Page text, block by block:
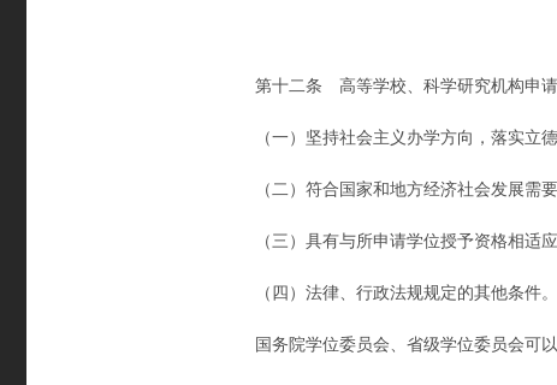
第十二条 高等学校、科学研究机构申请
（一）坚持社会主义办学方向，落实立德
（二）符合国家和地方经济社会发展需要
（三）具有与所申请学位授予资格相适应
（四）法律、行政法规规定的其他条件。
国务院学位委员会、省级学位委员会可以